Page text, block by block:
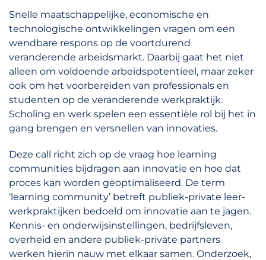
Snelle maatschappelijke, economische en
technologische ontwikkelingen vragen om een
wendbare respons op de voortdurend
veranderende arbeidsmarkt. Daarbij gaat het niet
alleen om voldoende arbeidspotentieel, maar zeker
ook om het voorbereiden van professionals en
studenten op de veranderende werkpraktijk.
Scholing en werk spelen een essentiële rol bij het in
gang brengen en versnellen van innovaties.
Deze call richt zich op de vraag hoe learning
communities bijdragen aan innovatie en hoe dat
proces kan worden geoptimaliseerd. De term
‘learning community’ betreft publiek-private leer-
werkpraktijken bedoeld om innovatie aan te jagen.
Kennis- en onderwijsinstellingen, bedrijfsleven,
overheid en andere publiek-private partners
werken hierin nauw met elkaar samen. Onderzoek,